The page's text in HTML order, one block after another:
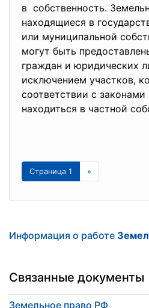
в собственность.
находящиеся в
или муниципальной
могут быть
граждан и юридических
исключением участков,
соответствии с законами
находиться в частной
Страница 1 »
Информация о работе
Связанные документы
Земельное право РФ